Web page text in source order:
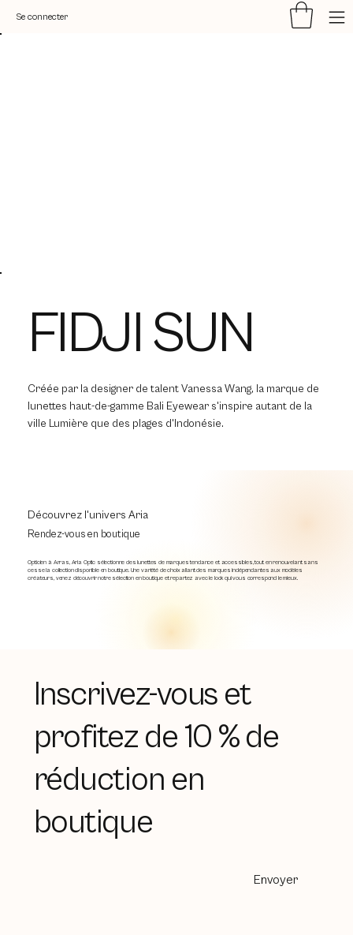
Se connecter
FIDJI SUN
Créée par la designer de talent Vanessa Wang, la marque de
lunettes haut-de-gamme Bali Eyewear s'inspire autant de la
ville Lumière que des plages d'Indonésie.
Rendez-vous en boutique
Découvrez l'univers Aria
Opticien à Arras, Aria Optic sélectionne des lunettes de marques tendance et accessibles, tout en renouvelant sans
cesse la collection disponible en boutique. Une variété de choix allant des marques indépendantes aux modèles
créateurs, venez découvrir notre sélection en boutique et repartez avec le look qui vous correspond le mieux.
Inscrivez-vous et
profitez de 10 % de
réduction en
boutique
Envoyer